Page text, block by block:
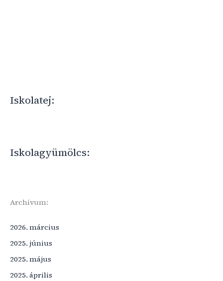
Iskolatej:
Iskolagyümölcs:
Archívum:
2026. március
2025. június
2025. május
2025. április